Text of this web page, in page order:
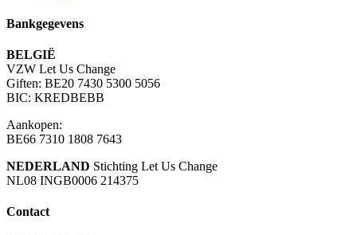
Bankgegevens
BELGIË
VZW Let Us Change
Giften: BE20 7430 5300 5056
BIC: KREDBEBB
Aankopen:
BE66 7310 1808 7643
NEDERLAND Stichting Let Us Change
NL08 INGB0006 214375
Contact